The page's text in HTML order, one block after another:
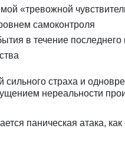
«тревожной
самоконтроля
в течение последнего
сильного страха и
нереальности
паническая атака,